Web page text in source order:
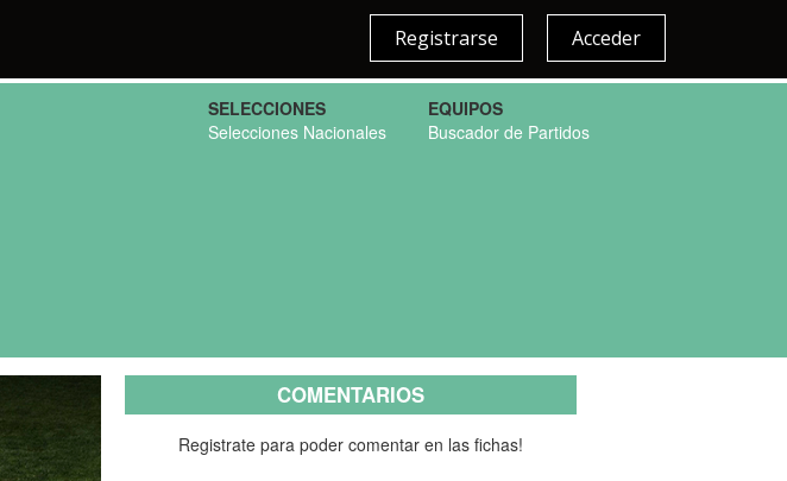
Acceder
Registrarse
SELECCIONES
Selecciones Nacionales
EQUIPOS
Buscador de Partidos
COMENTARIOS
Registrate para poder comentar en las fichas!